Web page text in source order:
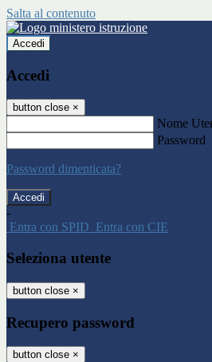
Salta al contenuto
Accedi
Accedi
button close ×
Nome
Password
Password dimenticata?
-
Entra con SPID Entra con CIE
Seleziona utente
button close ×
Recupero password
button close ×